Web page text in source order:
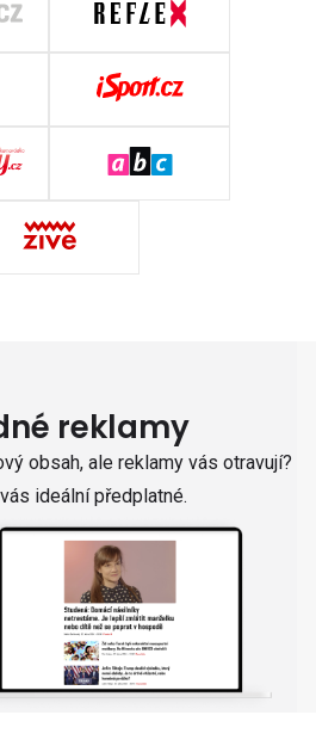
reklamy
obsah, ale reklamy vás otravují?
ideální předplatné.